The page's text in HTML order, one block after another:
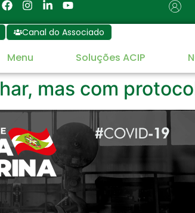
Canal do Associado
Menu Soluções ACIP
mas com